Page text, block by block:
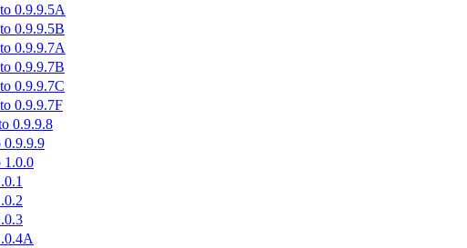
0.9.9.5A
0.9.9.5B
0.9.9.7A
0.9.9.7B
0.9.9.7C
0.9.9.7F
0.9.9.8
0.9.9.9
1.0.0